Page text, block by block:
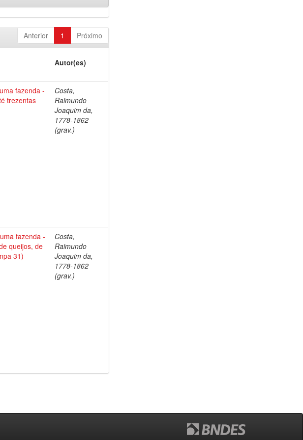
Anterior 1 Próximo
Autor(es)
fazenda -
trezentas
Costa,
Raimundo
Joaquim da,
1778-1862
(grav.)
fazenda -
queijos, de
31)
Costa,
Raimundo
Joaquim da,
1778-1862
(grav.)